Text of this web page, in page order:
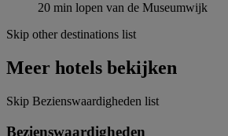
20 min lopen van de Museumwijk
Skip other destinations list
Meer hotels bekijken
Skip Bezienswaardigheden list
Bezienswaardigheden